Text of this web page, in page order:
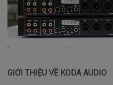
GIỚI THIỆU VỀ KODA AUDIO